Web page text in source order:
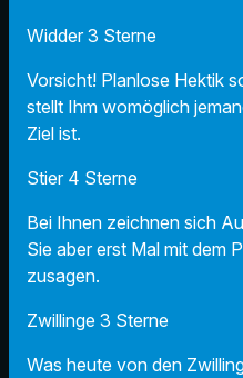
play_arrow
Widder 3 Sterne
Vorsicht! Planlose Hektik
stellt Ihm womöglich
Ziel ist.
Stier 4 Sterne
Bei Ihnen zeichnen sich
Sie aber erst Mal mit dem
zusagen.
Zwillinge 3 Sterne
Was heute von den